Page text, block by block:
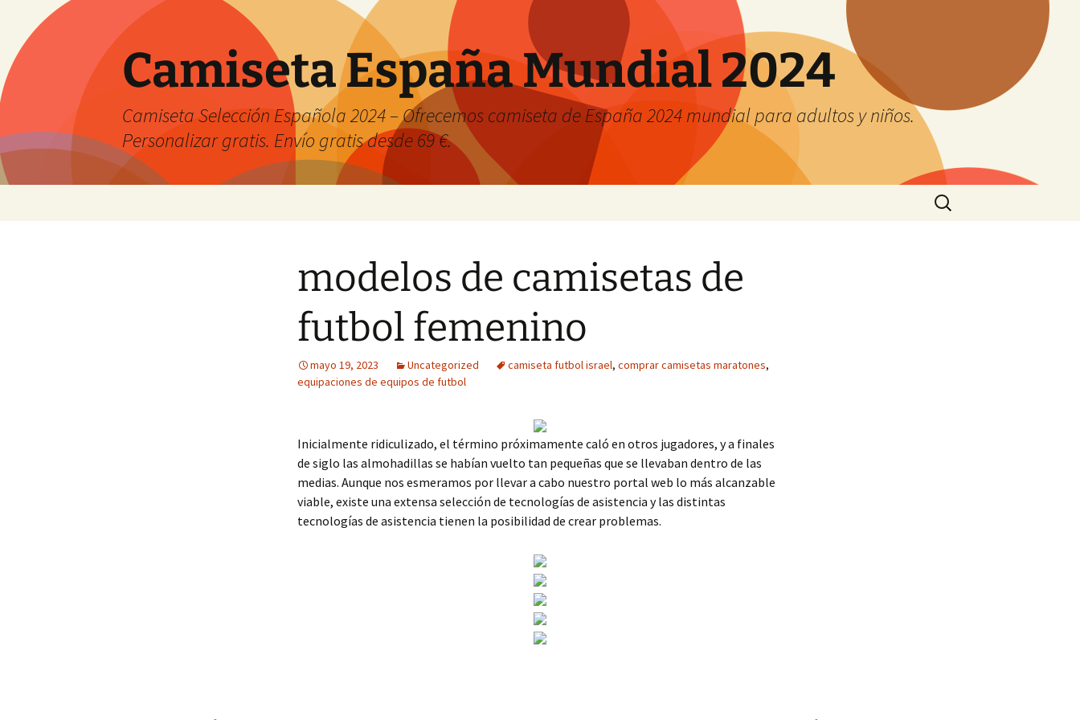
Camiseta España Mundial 2024
Camiseta Selección Española 2024 – Ofrecemos camiseta de España 2024 mundial para adultos y niños.
Personalizar gratis. Envío gratis desde 69 €.
Buscar:
modelos de camisetas de
futbol femenino
mayo 19, 2023 Uncategorized camiseta futbol israel, comprar camisetas maratones,
equipaciones de equipos de futbol
Inicialmente ridiculizado, el término próximamente caló en otros jugadores, y a finales
de siglo las almohadillas se habían vuelto tan pequeñas que se llevaban dentro de las
medias. Aunque nos esmeramos por llevar a cabo nuestro portal web lo más alcanzable
viable, existe una extensa selección de tecnologías de asistencia y las distintas
tecnologías de asistencia tienen la posibilidad de crear problemas.